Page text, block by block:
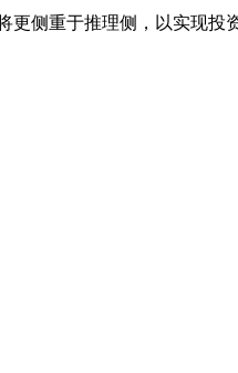
侧重于推理侧，以实现投